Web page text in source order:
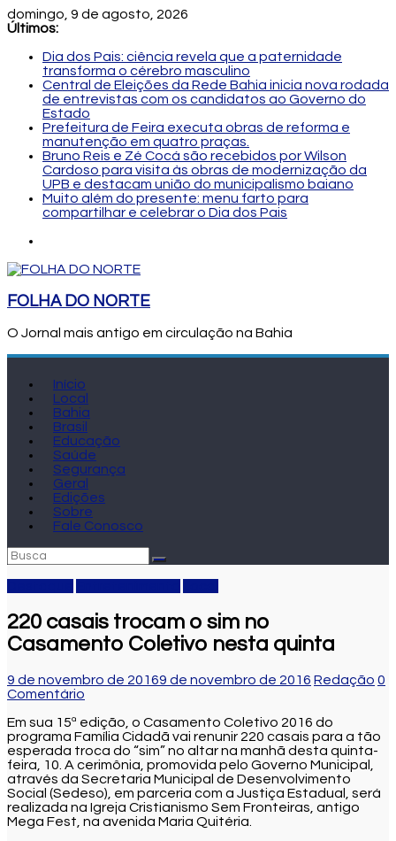
domingo, 9 de agosto, 2026
Últimos:
Dia dos Pais: ciência revela que a paternidade
transforma o cérebro masculino
Central de Eleições da Rede Bahia inicia nova rodada
de entrevistas com os candidatos ao Governo do
Estado
Prefeitura de Feira executa obras de reforma e
manutenção em quatro praças.
Bruno Reis e Zé Cocá são recebidos por Wilson
Cardoso para visita às obras de modernização da
UPB e destacam união do municipalismo baiano
Muito além do presente: menu farto para
compartilhar e celebrar o Dia dos Pais
FOLHA DO NORTE
O Jornal mais antigo em circulação na Bahia
Início
Local
Bahia
Brasil
Educação
Saúde
Segurança
Geral
Edições
Sobre
Fale Conosco
220 casais trocam o sim no
Casamento Coletivo nesta quinta
9 de novembro de 20169 de novembro de 2016 Redação 0
Comentário
Em sua 15ª edição, o Casamento Coletivo 2016 do
programa Família Cidadã vai renunir 220 casais para a tão
esperada troca do “sim” no altar na manhã desta quinta-
feira, 10. A cerimônia, promovida pelo Governo Municipal,
através da Secretaria Municipal de Desenvolvimento
Social (Sedeso), em parceria com a Justiça Estadual, será
realizada na Igreja Cristianismo Sem Fronteiras, antigo
Mega Fest, na avenida Maria Quitéria.